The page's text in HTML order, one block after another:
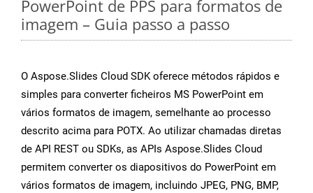
PowerPoint de PPS para formatos de
imagem – Guia passo a passo
O Aspose.Slides Cloud SDK oferece métodos rápidos e
simples para converter ficheiros MS PowerPoint em
vários formatos de imagem, semelhante ao processo
descrito acima para POTX. Ao utilizar chamadas diretas
de API REST ou SDKs, as APIs Aspose.Slides Cloud
permitem converter os diapositivos do PowerPoint em
vários formatos de imagem, incluindo JPEG, PNG, BMP,